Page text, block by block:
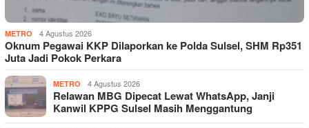
METRO 4 Agustus 2026
Oknum Pegawai KKP Dilaporkan ke Polda Sulsel, SHM Rp351
Juta Jadi Pokok Perkara
METRO 4 Agustus 2026
Relawan MBG Dipecat Lewat WhatsApp, Janji
Kanwil KPPG Sulsel Masih Menggantung